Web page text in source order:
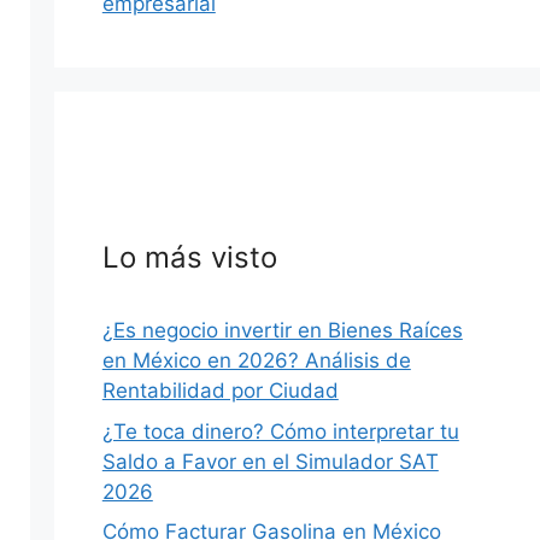
Lo más visto
¿Es negocio invertir en Bienes Raíces
en México en 2026? Análisis de
Rentabilidad por Ciudad
¿Te toca dinero? Cómo interpretar tu
Saldo a Favor en el Simulador SAT
2026
Cómo Facturar Gasolina en México